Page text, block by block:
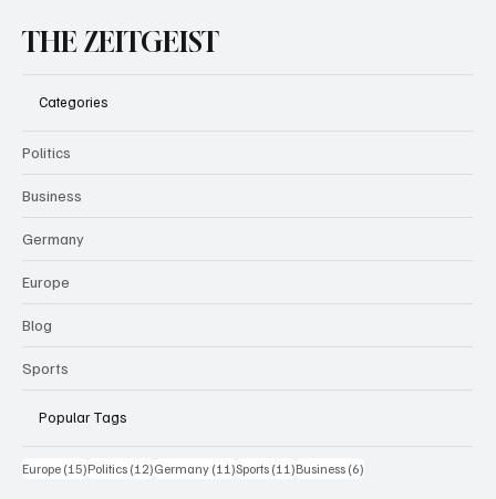
THE ZEITGEIST
Categories
Politics
Business
Germany
Europe
Blog
Sports
Popular Tags
Europe (15)15 Beiträge
Politics (12)12 Beiträge
Germany (11)11 Beiträge
Sports (11)11 Beiträge
Business (6)